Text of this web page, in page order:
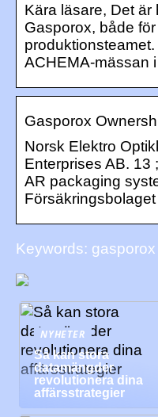
Kära läsare, Det är
Gasporox, både
ACHEMA-mässan
Gasporox
Norsk Elektro
Enterprises AB. 13
AR packaging
Keywords:
NYHETER
Så kan stora
datamängder
revolutionera dina
affärsstrategier